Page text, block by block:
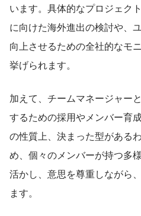
います。具体的なプロジェク
に向けた海外進出の検討や、
向上させるための全社的なモ
挙げられます。
加えて、チームマネージャー
するための採用やメンバー育
の性質上、決まった型がある
め、個々のメンバーが持つ多
活かし、意思を尊重しながら
ます。